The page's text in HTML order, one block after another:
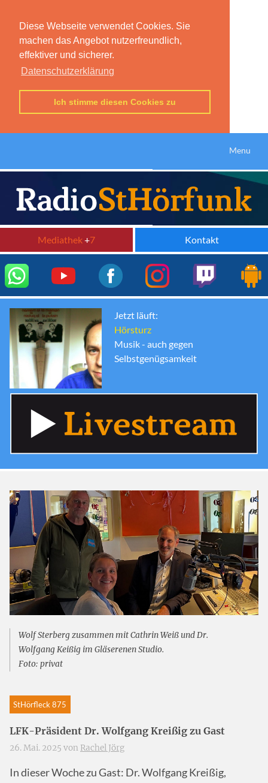
Diese Webseite verwendet Cookies. Sie
machen das Angebot nutzerfreundlich,
effektiver und sicherer.
Datenschutzerklärung
Ich stimme diesen Cookies zu
Menu
Mediathek+7 Kontakt
Jetzt läuft:
Hörsturz
Musik - auch gegen
Selbstgenügsamkeit
Wolf Sterberg zusammen mit Cathrin Weiß und Dr.
Wolfgang Keißig im Gläserenen Studio.
Foto: privat
StHörfleck 875
LFK-Präsident Dr. Wolfgang Kreißig zu Gast
26. Mai. 2025 von Rachel Jörg
In dieser Woche zu Gast: Dr. Wolfgang Kreißig,